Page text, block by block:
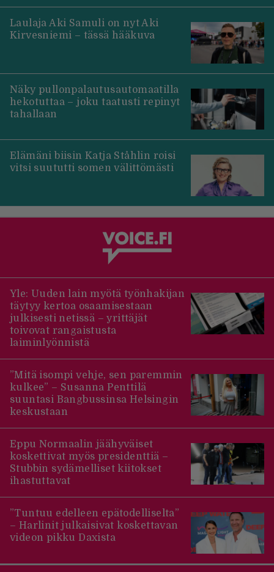
Laulaja Aki Samuli on nyt Aki
Kirvesniemi – tässä hääkuva
Näky pullonpalautusautomaatilla
hekotuttaa – joku taatusti repinyt
tahallaan
Elämäni biisin Katja Ståhlin roisi
vitsi suututti somen välittömästi
Yle: Uuden lain myötä työnhakijan
täytyy kertoa osaamisestaan
julkisesti netissä – yrittäjät
toivovat rangaistusta
laiminlyönnistä
”Mitä isompi vehje, sen paremmin
kulkee” – Susanna Penttilä
suuntasi Bangbussinsa Helsingin
keskustaan
Eppu Normaalin jäähyväiset
koskettivat myös presidenttiä –
Stubbin sydämelliset kiitokset
ihastuttavat
”Tuntuu edelleen epätodelliselta”
– Harlinit julkaisivat koskettavan
videon pikku Daxista